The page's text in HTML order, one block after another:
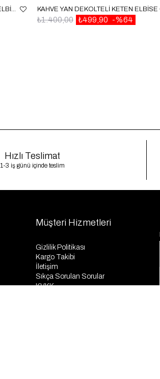
KAHVE ÖNDEN DRAPELI V YAKA VATKALI ELBISE GAUS00056
%64
₺499,90
₺1.400,00
Hızlı Teslimat
1-3 iş günü içinde teslim
Müşteri Hizmetleri
Gizlilik Politikası
Kargo Takibi
İletişim
Sıkça Sorulan Sorular
KVKK